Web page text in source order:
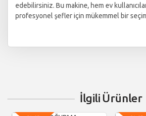
edebilirsiniz. Bu makine, hem ev
profesyonel şefler için mükemmel bir
İlgili Ürünler